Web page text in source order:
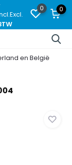
Excl.
0 0
en België